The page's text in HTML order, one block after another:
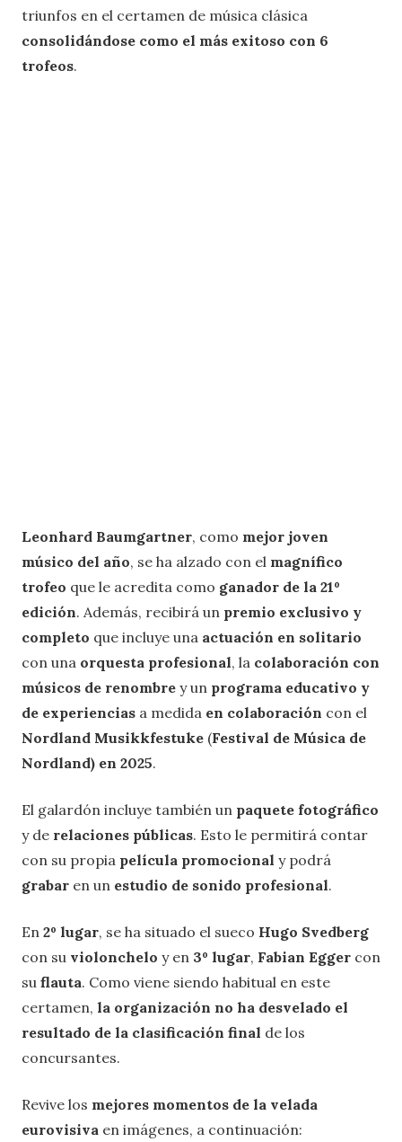
triunfos en el certamen de música clásica
consolidándose como el más exitoso con 6
trofeos.
Leonhard Baumgartner, como mejor joven
músico del año, se ha alzado con el magnífico
trofeo que le acredita como ganador de la 21º
edición. Además, recibirá un premio exclusivo y
completo que incluye una actuación en solitario
con una orquesta profesional, la colaboración con
músicos de renombre y un programa educativo y
de experiencias a medida en colaboración con el
Nordland Musikkfestuke (Festival de Música de
Nordland) en 2025.
El galardón incluye también un paquete fotográfico
y de relaciones públicas. Esto le permitirá contar
con su propia película promocional y podrá
grabar en un estudio de sonido profesional.
En 2º lugar, se ha situado el sueco Hugo Svedberg
con su violonchelo y en 3º lugar, Fabian Egger con
su flauta. Como viene siendo habitual en este
certamen, la organización no ha desvelado el
resultado de la clasificación final de los
concursantes.
Revive los mejores momentos de la velada
eurovisiva en imágenes, a continuación: